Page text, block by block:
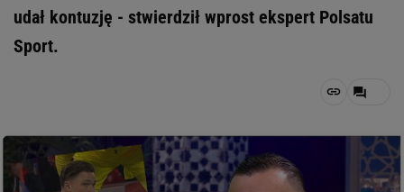
udał kontuzję - stwierdził wprost ekspert Polsatu
Sport.